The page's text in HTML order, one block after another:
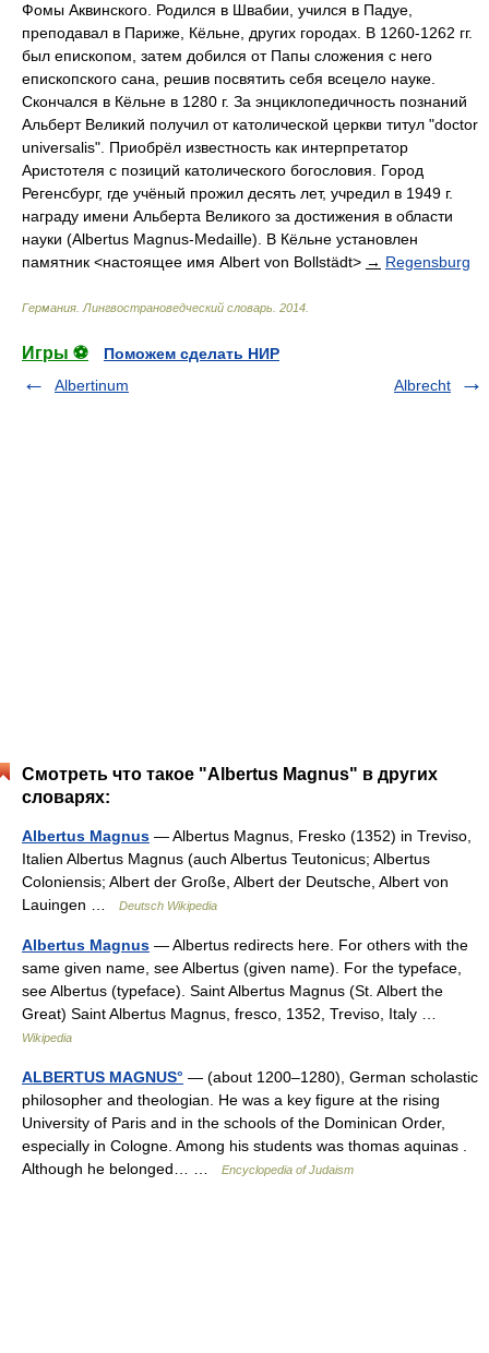
Фомы Аквинского. Родился в Швабии, учился в Падуе,
преподавал в Париже, Кёльне, других городах. В 1260-1262 гг.
был епископом, затем добился от Папы сложения с него
епископского сана, решив посвятить себя всецело науке.
Скончался в Кёльне в 1280 г. За энциклопедичность познаний
Альберт Великий получил от католической церкви титул "doctor
universalis". Приобрёл известность как интерпретатор
Аристотеля с позиций католического богословия. Город
Регенсбург, где учёный прожил десять лет, учредил в 1949 г.
награду имени Альберта Великого за достижения в области
науки (Albertus Magnus-Medaille). В Кёльне установлен
памятник <настоящее имя Albert von Bollstädt> → Regensburg
Германия. Лингвострановедческий словарь 2014
Игры ⚽
Поможем сделать НИР
Albertinum
Albrecht
Смотреть что такое "Albertus Magnus" в других
словарях:
Albertus Magnus — Albertus Magnus, Fresko (1352) in Treviso,
Italien Albertus Magnus (auch Albertus Teutonicus; Albertus
Coloniensis; Albert der Große, Albert der Deutsche, Albert von
Lauingen …
Deutsch Wikipedia
Albertus Magnus — Albertus redirects here. For others with the
same given name, see Albertus (given name). For the typeface,
see Albertus (typeface). Saint Albertus Magnus (St. Albert the
Great) Saint Albertus Magnus, fresco, 1352, Treviso, Italy …
Wikipedia
ALBERTUS MAGNUS° — (about 1200–1280), German scholastic
philosopher and theologian. He was a key figure at the rising
University of Paris and in the schools of the Dominican Order,
especially in Cologne. Among his students was thomas aquinas .
Although he belonged… …
Encyclopedia of Judaism